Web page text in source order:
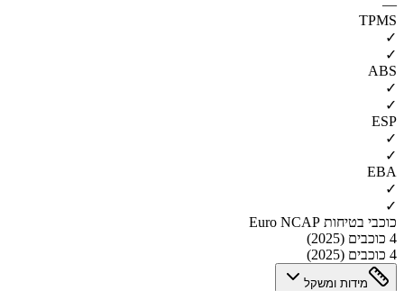
—
TPMS
✓
✓
ABS
✓
✓
ESP
✓
✓
EBA
✓
✓
כוכבי בטיחות Euro NCAP
4 כוכבים (2025)
4 כוכבים (2025)
מידות ומשקל